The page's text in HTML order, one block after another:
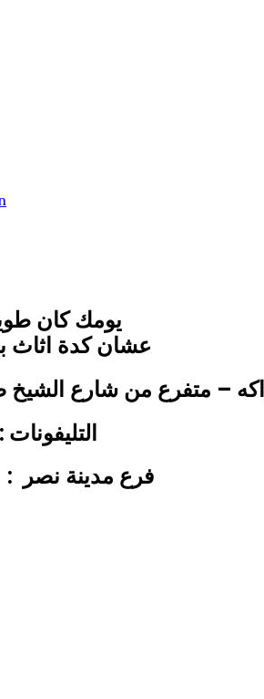
يومك كان
عشان كدة اثاث
التليفونات : 01287753661 –
فرع مدينة نصر :